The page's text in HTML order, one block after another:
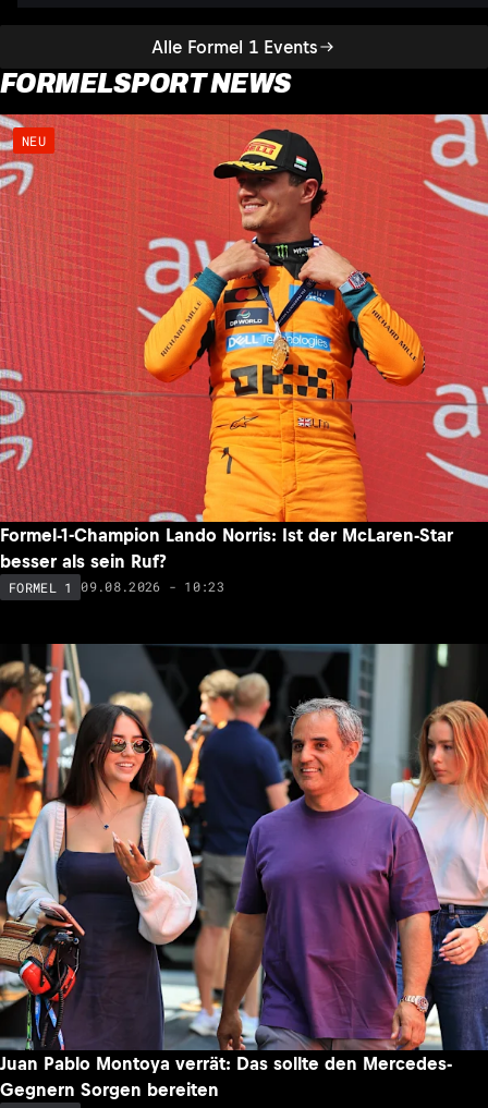
Alle Formel 1 Events
FORMELSPORT NEWS
NEU
Formel-1-Champion Lando Norris: Ist der McLaren-Star
besser als sein Ruf?
FORMEL 1 09.08.2026 - 10:23
Juan Pablo Montoya verrät: Das sollte den Mercedes-
Gegnern Sorgen bereiten